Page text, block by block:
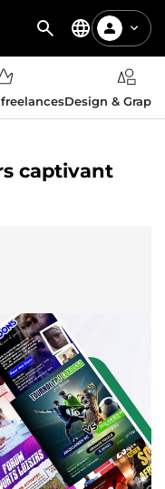
Design &
captivant